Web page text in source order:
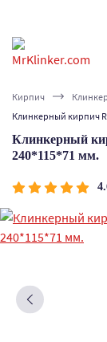
Кирпич
Клинкерный кирпич
Клинкерный
240*115*71 мм.